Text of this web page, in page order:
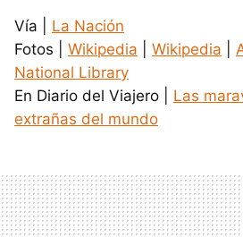
Vía | La Nación
Fotos | Wikipedia Wikipedia
National Library
En Diario del Viajero | Las
extrañas del mundo